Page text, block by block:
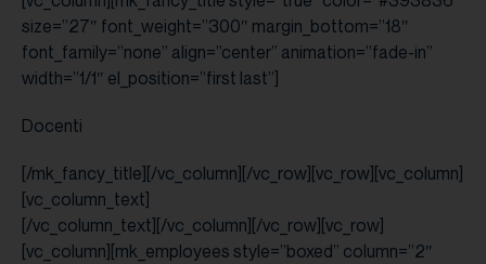
size=”27″ font_weight=”300″ margin_bottom=”18″
font_family=”none” align=”center” animation=”fade-in”
width=”1/1″ el_position=”first last”]
Docenti
[/mk_fancy_title][/vc_column][/vc_row][vc_row][vc_column]
[vc_column_text]
[/vc_column_text][/vc_column][/vc_row][vc_row]
[vc_column][mk_employees style=”boxed” column=”2″